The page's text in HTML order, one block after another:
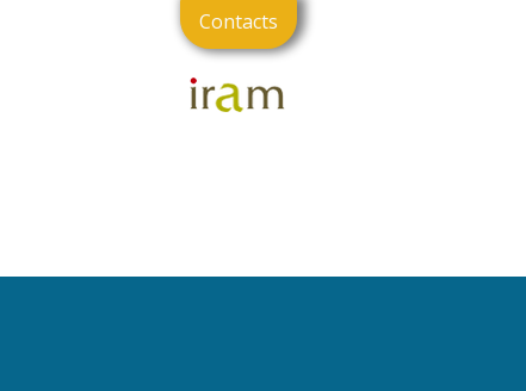
Contacts